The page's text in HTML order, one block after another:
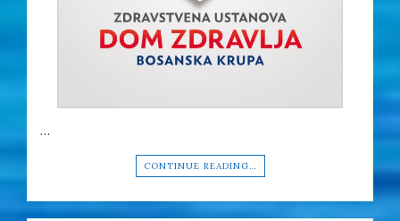
…
CONTINUE READING…